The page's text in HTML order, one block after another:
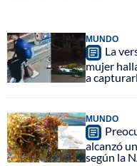
MUNDO
La
mujer
a
MUNDO
alcanzó
según la